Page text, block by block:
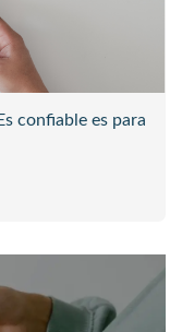
confiable es para